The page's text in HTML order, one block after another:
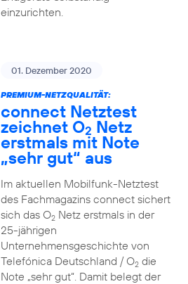
einzurichten.
01. Dezember 2020
PREMIUM-NETZQUALITÄT:
connect Netztest
zeichnet O2 Netz
erstmals mit Note
„sehr gut“ aus
Im aktuellen Mobilfunk-Netztest
des Fachmagazins connect sichert
sich das O2Netz erstmals in der
25-jährigen
Unternehmensgeschichte von
Telefónica Deutschland / O2die
Note „sehr gut“. Damit belegt der